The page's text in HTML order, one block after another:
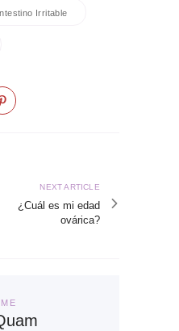
Irritable
Next
article
NEXT ARTICLE
¿Cuál es mi edad
ovárica?